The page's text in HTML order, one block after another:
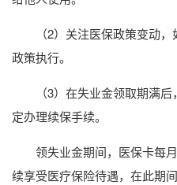
（2）关注医保政策变动
政策执行。
（3）在失业金领取期满
定办理续保手续。
领失业金期间，医保卡每
续享受医疗保险待遇，在此期